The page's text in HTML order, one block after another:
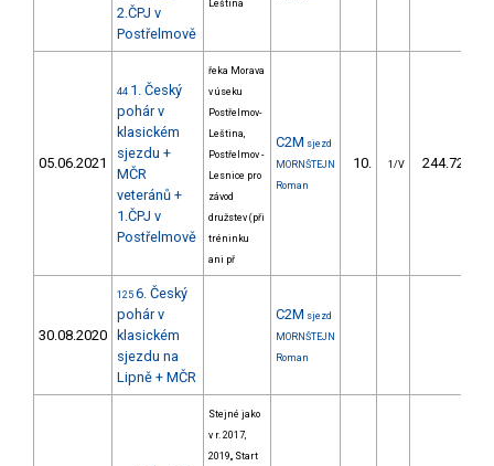
2.ČPJ v
Postřelmově
Leština
05.06.2021
44 1. Český
pohár v
klasickém
sjezdu +
MČR
veteránů +
1.ČPJ v
Postřelmově
řeka Morava
v úseku
Postřelmov-
Leština,
Postřelmov -
Lesnice pro
závod
družstev (při
tréninku
ani př
C2M sjezd
MORNŠTEJN
Roman
10. 1/V 244.72
30.08.2020
125 6. Český
pohár v
klasickém
sjezdu na
Lipně + MČR
C2M sjezd
MORNŠTEJN
Roman
Stejné jako
v r. 2017,
2019,, Start